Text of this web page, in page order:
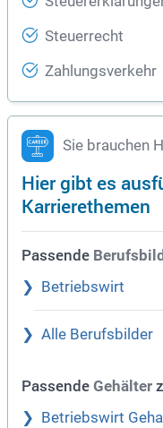
Steuerrecht
Zahlungsverkehr
Sie brauchen
Hier gibt es
Karrierethemen
Passende
Betriebswirt
Alle Berufsbilder
Passende Gehälter
Betriebswirt